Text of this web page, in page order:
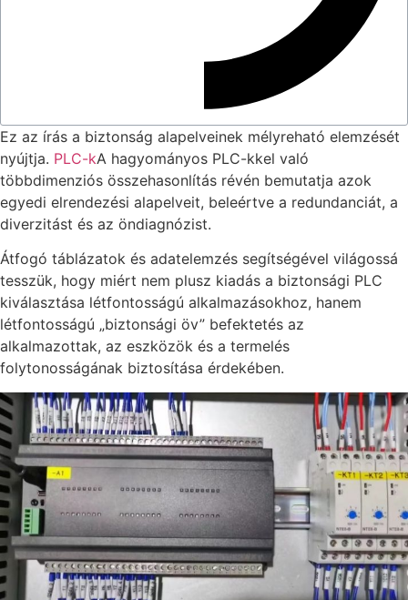
Ez az írás a biztonság alapelveinek mélyreható elemzését
nyújtja. PLC-kA hagyományos PLC-kkel való
többdimenziós összehasonlítás révén bemutatja azok
egyedi elrendezési alapelveit, beleértve a redundanciát, a
diverzitást és az öndiagnózist.
Átfogó táblázatok és adatelemzés segítségével világossá
tesszük, hogy miért nem plusz kiadás a biztonsági PLC
kiválasztása létfontosságú alkalmazásokhoz, hanem
létfontosságú „biztonsági öv” befektetés az
alkalmazottak, az eszközök és a termelés
folytonosságának biztosítása érdekében.